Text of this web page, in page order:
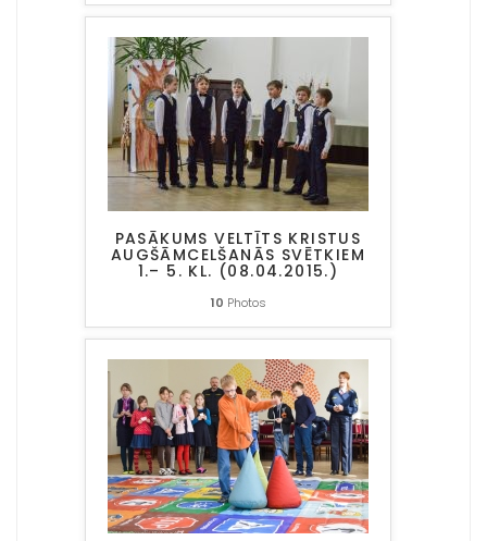
PASĀKUMS VELTĪTS KRISTUS
AUGŠĀMCELŠANĀS SVĒTKIEM
1.– 5. KL. (08.04.2015.)
10 Photos